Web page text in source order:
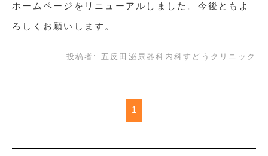
ホームページをリニューアルしました。今後ともよ
ろしくお願いします。
投稿者: 五反田泌尿器科内科すどうクリニック
1